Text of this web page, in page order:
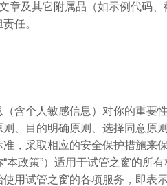
章及其它附属品（如示例代码
任。
含个人敏感信息）对你的重要
、目的明确原则、选择同意原
，采取相应的安全保护措施来
本政策”）适用于试管之窗的所
用试管之窗的各项服务，即表